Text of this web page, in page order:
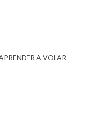
A VOLAR